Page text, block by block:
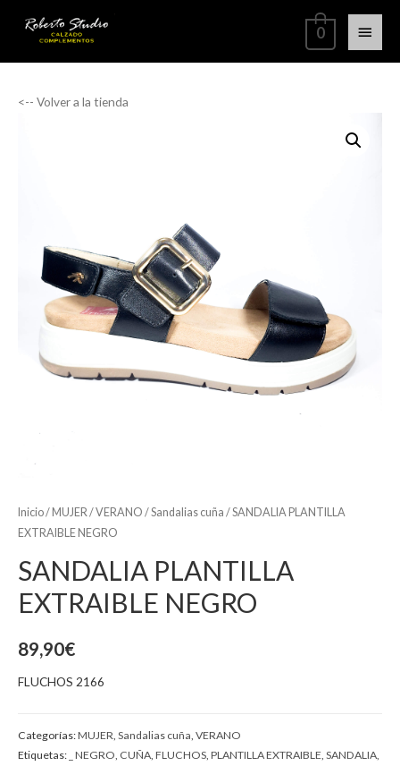
0
<-- Volver a la tienda
Inicio/ MUJER /VERANO /Sandalias cuña / SANDALIA PLANTILLA
EXTRAIBLE NEGRO
SANDALIA PLANTILLA
EXTRAIBLE NEGRO
89,90€
FLUCHOS 2166
Categorías:MUJER Sandalias cuña VERANO
Etiquetas: _ NEGRO CUÑA FLUCHOS PLANTILLA EXTRAIBLE SANDALIA